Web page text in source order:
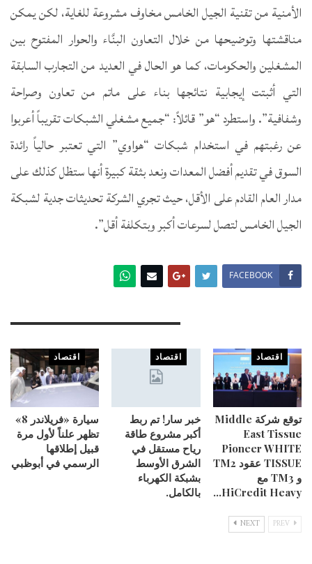
الأمنية من تقنية الجيل الخامس مخاوف مشروعة للغاية، لكن يمكن
مناقشتها وتوضيحها من خلال التعاون البنَّاء والحوار المفتوح بين
المشغلين والحكومات، كما هو الحال في العديد من التجارب السابقة
التي أثبتت إيجابية نتائجها بناء على ماتم من تعاون وصراحة
وشفافية”. واستطرد “هو” قائلاً: “جميع مشغلي الشبكات تقريباً أعربوا
عن رغبتهم في استخدام شبكات “هواوي” التي تعتبر حالياً رائدة
السوق في تقديم أفضل المعدات ونعد بثقة كبيرة أنها ستظل كذلك على
مدار العام القادم على الأقل، حيث تجري الشركة تحديثات جدية لشبكة
الجيل الخامس لتصل لسرعات أكبر وبتكلفة أقل”.
FACEBOOK
اقتصاد
توقع شركة Middle
East Tissue
Pioneer WHITE
TISSUE عقود TM2
و TM3 مع
HiCredit Heavy…
اقتصاد
خبر سار! تم ربط
أكبر مشروع طاقة
رياح مستقل في
الشرق الأوسط
بشبكة الكهرباء
بالكامل.
اقتصاد
سيارة «فريلاندر 8»
تظهر علناً لأول مرة
قبيل إطلاقها
الرسمي في أبوظبي
NEXT